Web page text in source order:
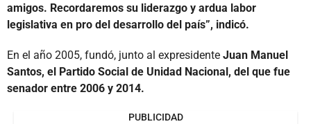
amigos. Recordaremos su liderazgo y ardua labor
legislativa en pro del desarrollo del país”, indicó.
En el año 2005, fundó, junto al expresidente Juan Manuel
Santos, el Partido Social de Unidad Nacional, del que fue
senador entre 2006 y 2014.
PUBLICIDAD